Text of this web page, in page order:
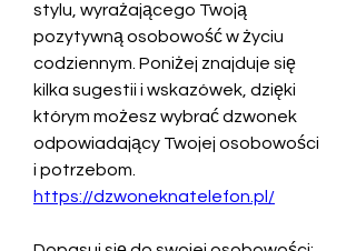
stylu, wyrażającego Twoją
pozytywną osobowość w życiu
codziennym. Poniżej znajduje się
kilka sugestii i wskazówek, dzięki
którym możesz wybrać dzwonek
odpowiadający Twojej osobowości
https://dzwoneknatelefon.pl/